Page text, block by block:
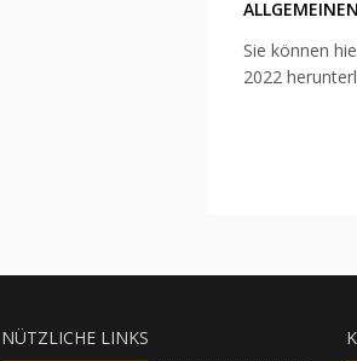
Sie können
2022
NÜTZLICHE LINKS